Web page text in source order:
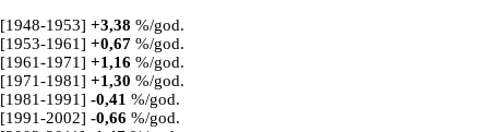
[1948-1953] +3,38 %/god.
[1953-1961] +0,67 %/god.
[1961-1971] +1,16 %/god.
[1971-1981] +1,30 %/god.
[1981-1991] -0,41 %/god.
[1991-2002] -0,66 %/god.